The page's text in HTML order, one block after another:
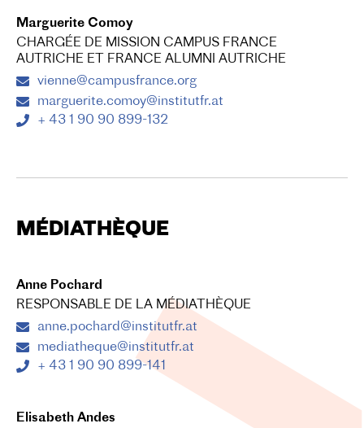
Marguerite Comoy
CHARGÉE DE MISSION CAMPUS FRANCE
AUTRICHE ET FRANCE ALUMNI AUTRICHE
vienne@campusfrance.org
marguerite.comoy@institutfr.at
+ 43 1 90 90 899-132
MÉDIATHÈQUE
Anne Pochard
RESPONSABLE DE LA MÉDIATHÈQUE
anne.pochard@institutfr.at
mediatheque@institutfr.at
+ 43 1 90 90 899-141
Elisabeth Andes